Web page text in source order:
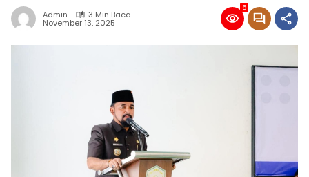
Admin 3 Min Baca
November 13, 2025
5